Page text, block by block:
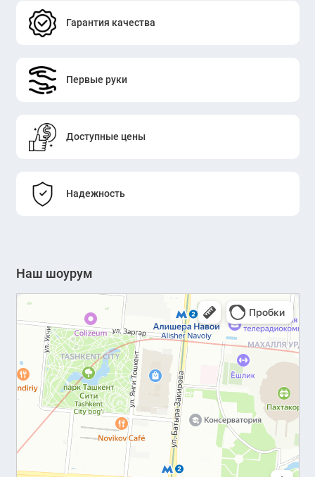
Гарантия качества
Первые руки
Доступные цены
Надежность
Наш шоурум